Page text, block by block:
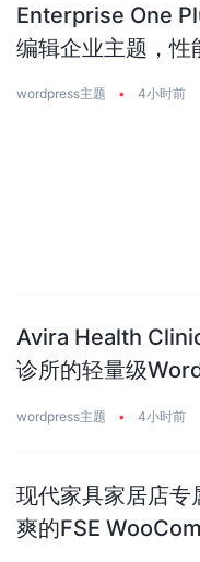
Enterprise One
编辑企业主题，性
wordpress主题 • 4小时前
Avira Health
诊所的轻量级
wordpress主题 • 4小时前
现代家具家居店专
爽的FSE